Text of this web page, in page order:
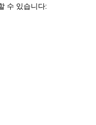
수 있습니다: